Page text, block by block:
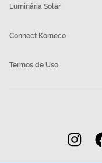
Luminária Solar
Connect Komeco
Termos de Uso